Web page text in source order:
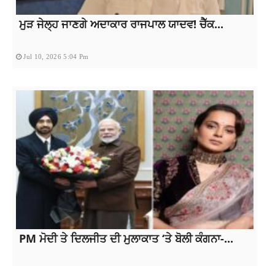
ਮੁੜ ਜੇਲ੍ਹ ਜਾਣਗੇ ਅਦਾਕਾਰ ਰਾਜਪਾਲ ਯਾਦਵ! ਚੈੱਕ...
Jul 10, 2026 5:04 Pm
PM ਮੋਦੀ ਤੇ ਦਿਲਜੀਤ ਦੀ ਮੁਲਾਕਾਤ ‘ਤੇ ਬੋਲੀ ਕੰਗਨਾ-...